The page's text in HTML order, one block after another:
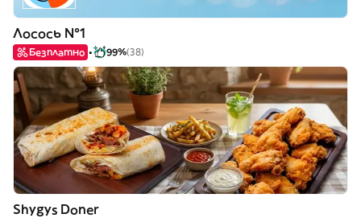
Лосось №1
Безплатно 99%(38)
Shygys Doner